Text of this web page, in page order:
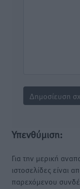
Υπενθύμιση:
Για την μερική
ιστοσελίδες είναι
παρεχόμενου